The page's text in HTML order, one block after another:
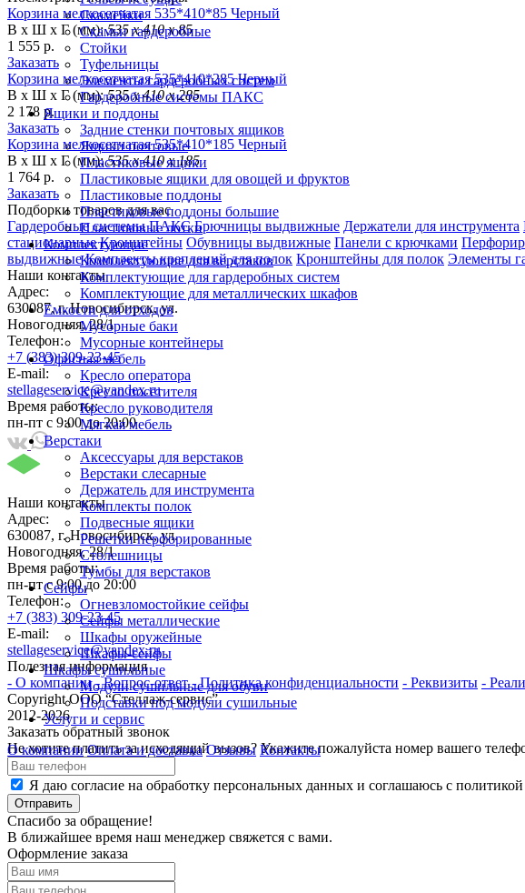
Скамейки
Скамьи гардеробные
Стойки
Туфельницы
Элементы гардеробных систем
Гардеробные системы ПАКС
Ящики и поддоны
Задние стенки почтовых ящиков
Ящики почтовые
Пластиковые ящики
Пластиковые ящики для овощей и фруктов
Пластиковые поддоны
Пластиковые поддоны большие
Пластиковые лотки
Комплектующие
Комплектующие для верстаков
Комплектующие для гардеробных систем
Комплектующие для металлических шкафов
Емкости для отходов
Мусорные баки
Мусорные контейнеры
Офисная мебель
Кресло оператора
Кресло посетителя
Кресло руководителя
Мягкая мебель
Верстаки
Аксессуары для верстаков
Верстаки слесарные
Держатель для инструмента
Комплекты полок
Подвесные ящики
Решетки перфорированные
Столешницы
Тумбы для верстаков
Сейфы
Огневзломостойкие сейфы
Сейфы металлические
Шкафы оружейные
Шкафы-сейфы
Шкафы сушильные
Модули сушильные для обуви
Подставки под модули сушильные
Услуги и сервис
О компании Оплата и доставка Отзывы Контакты
Корзина мелкосетчатая 535*410*85 Черный
В х Ш х Г (мм):535 х 410 х 85
1 555 р.
Заказать
Корзина мелкосетчатая 535*410*285 Черный
В х Ш х Г (мм):535 х 410 х 285
2 178 р.
Заказать
Корзина мелкосетчатая 535*410*185 Черный
В х Ш х Г (мм):535 х 410 х 185
1 764 р.
Заказать
Подборки товаров для вас
Гардеробные системы ПАКС Брючницы выдвижные Держатели для инструмента
стационарные Кронштейны Обувницы выдвижные Панели с крючками
выдвижные Комплекты креплений для полок Кронштейны для полок Элементы
Наши контакты
Адрес:
630087, г. Новосибирск, ул.
Новогодняя, 28/1
Телефон:
+7 (383) 309-23-45
E-mail:
stellageservice@yandex.ru
Время работы:
пн-пт с 9:00 до 20:00
Наши контакты
Адрес:
630087, г. Новосибирск, ул.
Новогодняя, 28/1
Время работы:
пн-пт с 9:00 до 20:00
Телефон:
+7 (383) 309-23-45
E-mail:
stellageservice@yandex.ru
Полезная информация
- О компании - Вопрос-ответ - Политика конфиденциальности - Реквизиты -
Copyright ООО “Стeллаж-сервис”
2012-2026
Заказать обратный звонок
Не хотите платить за исходящий вызов? Укажите пожалуйста номер вашего
Я даю согласие на обработку персональных данных и соглашаюсь с политикой
Отправить
Спасибо за обращение!
В ближайшее время наш менеджер свяжется с вами.
Оформление заказа